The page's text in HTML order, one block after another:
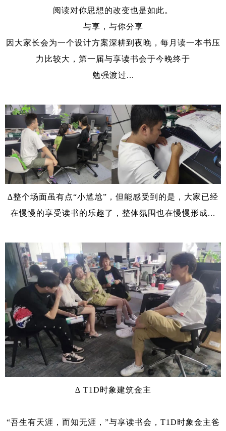
阅读对你思想的改变也是如此。
与享，与你分享
因大家长会为一个设计方案深耕到夜晚，每月读一本书压
力比较大，第一届与享读书会于今晚终于
勉强渡过...
∆整个场面虽有点“小尴尬”，但能感受到的是，大家已经
在慢慢的享受读书的乐趣了，整体氛围也在慢慢形成...
∆ T1D时象建筑金主
“吾生有天涯，而知无涯，”与享读书会，T1D时象金主爸